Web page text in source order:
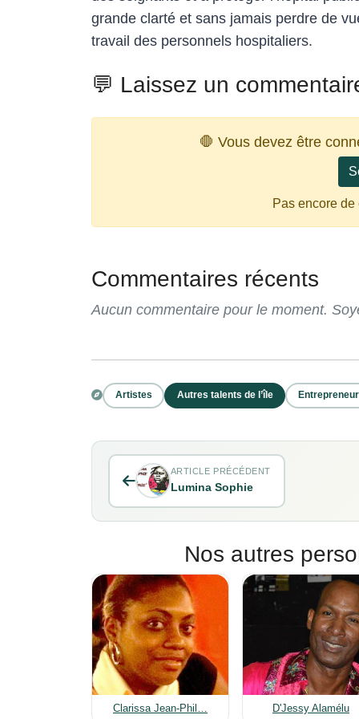
grande clarté et sans jamais perdre de
travail des personnels hospitaliers.
💬 Laissez un
🛑 Vous devez être
Pas encore
Commentaires récents
Aucun commentaire pour le moment.
Artistes Autres talents de l’île
ARTICLE PRÉCÉDENT
Lumina Sophie
Nos autres
Clarissa Jean-Phil… D'Jessy Alamélu